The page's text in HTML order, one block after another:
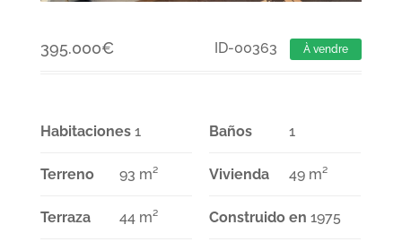
395.000€ ID-00363 À vendre
Habitaciones 1 Baños 1
Terreno 93 m² Vivienda 49 m²
Terraza 44 m² Construido en 1975